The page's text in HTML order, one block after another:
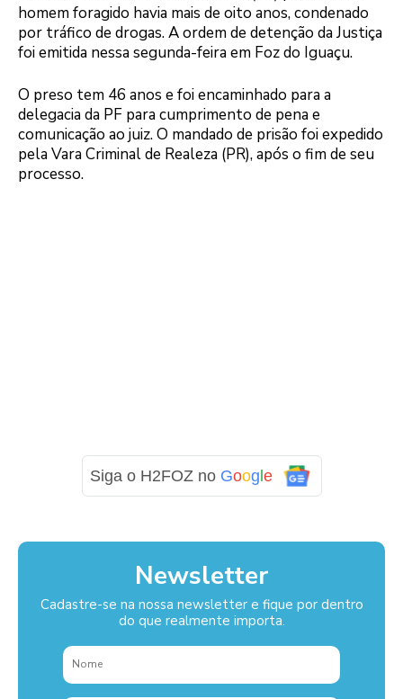
homem foragido havia mais de oito anos, condenado
por tráfico de drogas. A ordem de detenção da Justiça
foi emitida nessa segunda-feira em Foz do Iguaçu.
O preso tem 46 anos e foi encaminhado para a
delegacia da PF para cumprimento de pena e
comunicação ao juiz. O mandado de prisão foi expedido
pela Vara Criminal de Realeza (PR), após o fim de seu
processo.
Siga o H2FOZ no Goog e
Newsletter
Cadastre-se na nossa newsletter e fique por dentro
do que realmente importa.